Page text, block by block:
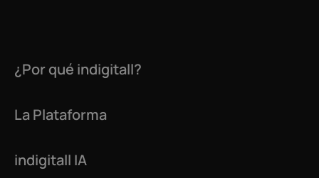
¿Por qué indigitall?
La Plataforma
indigitall IA